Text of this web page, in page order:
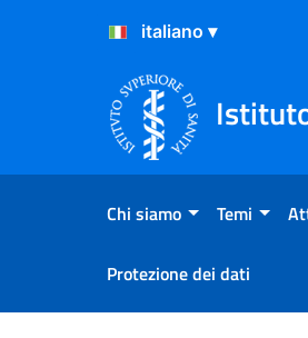
Salta al Contenuto
Salta al Footer
Chi siamo Temi
Protezione dei dati